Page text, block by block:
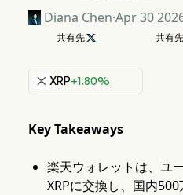
Diana Chen·Apr 30
共有先 共有先
XRP+1.80%
Key Takeaways
楽天ウォレットは、ユ
XRPに交換し、国内